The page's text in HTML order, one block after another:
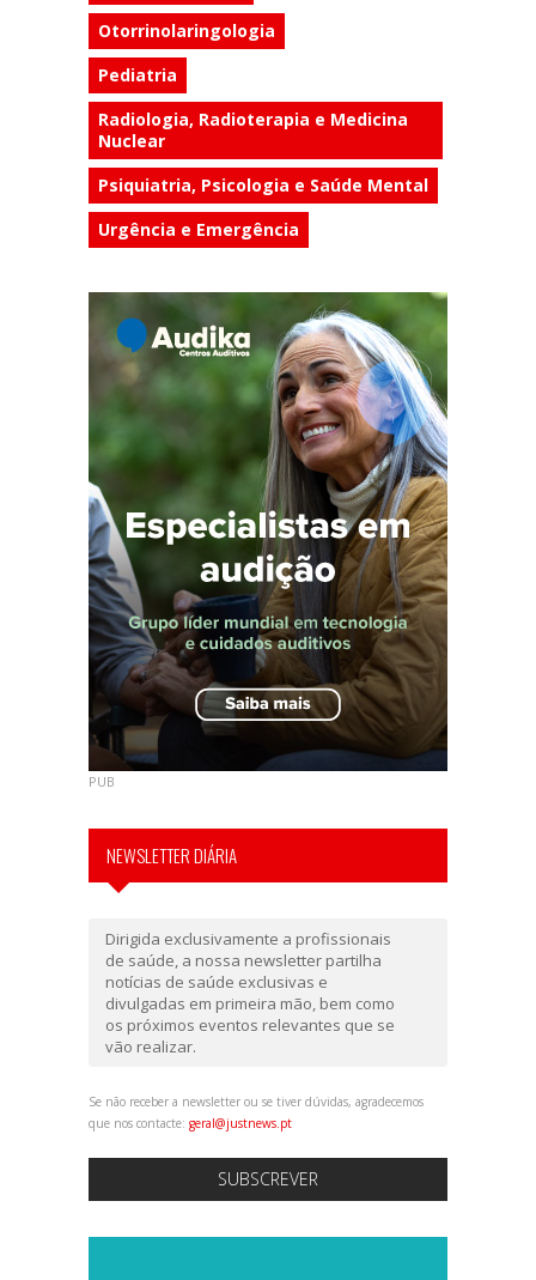
Otorrinolaringologia
Pediatria
Radiologia, Radioterapia e Medicina
Nuclear
Psiquiatria, Psicologia e Saúde Mental
Urgência e Emergência
PUB
NEWSLETTER DIÁRIA
Dirigida exclusivamente a profissionais
de saúde, a nossa newsletter partilha
notícias de saúde exclusivas e
divulgadas em primeira mão, bem como
os próximos eventos relevantes que se
vão realizar.
Se não receber a newsletter ou se tiver dúvidas, agradecemos
que nos contacte: geral@justnews.pt
SUBSCREVER